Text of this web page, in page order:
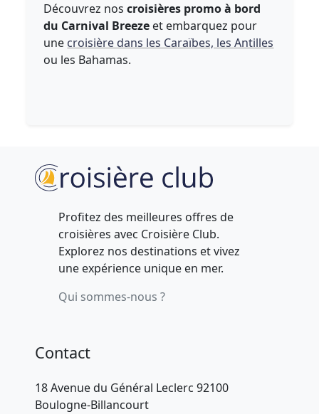
Découvrez noscroisières promo à bord
du Carnival Breeze et embarquez pour
une croisière dans les Caraïbes, les Antilles
ou les Bahamas.
Profitez des meilleures offres de
croisières avec Croisière Club.
Explorez nos destinations et vivez
une expérience unique en mer.
Qui sommes-nous ?
Contact
18 Avenue du Général Leclerc 92100
Boulogne-Billancourt